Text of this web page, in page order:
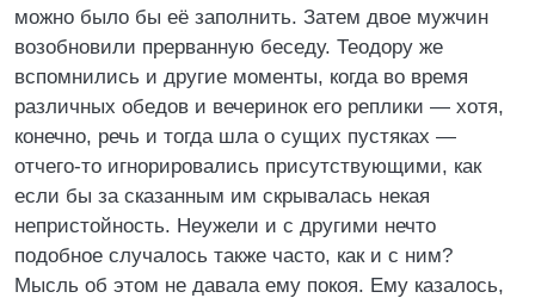
можно было бы её заполнить. Затем двое мужчин
возобновили прерванную беседу. Теодору же
вспомнились и другие моменты, когда во время
различных обедов и вечеринок его реплики — хотя,
конечно, речь и тогда шла о сущих пустяках —
отчего-то игнорировались присутствующими, как
если бы за сказанным им скрывалась некая
непристойность. Неужели и с другими нечто
подобное случалось также часто, как и с ним?
Мысль об этом не давала ему покоя. Ему казалось,